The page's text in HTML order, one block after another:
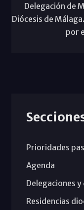
Delegación de
Diócesis de
por
Prioridades
Agenda
Delegaciones
Residencias